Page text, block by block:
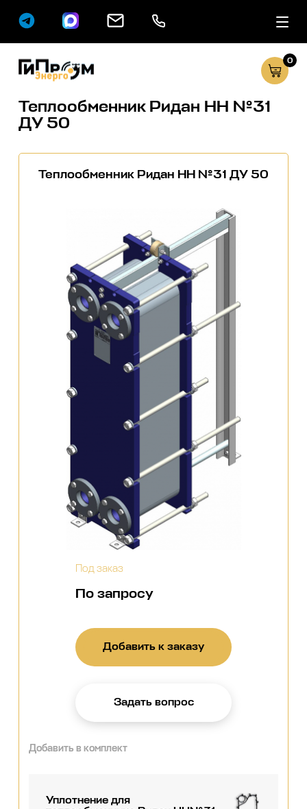
Сервисные
0
Теплообменник Ридан НН №31
ДУ 50
Теплообменник Ридан НН №31 ДУ 50
Под заказ
По запросу
Добавить к заказу
Задать вопрос
Добавить в комплект
Уплотнение для